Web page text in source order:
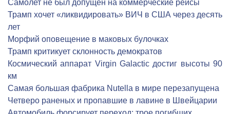
Самолет не был допущен на коммерческие рейсы
Трамп хочет «ликвидировать» ВИЧ в США через десять
лет
Морфий оповещение в маковых булочках
Трамп критикует склонность демократов
Космический аппарат Virgin Galactic достиг высоты 90
км
Самая большая фабрика Nutella в мире перезапущена
Четверо раненых и пропавшие в лавине в Швейцарии